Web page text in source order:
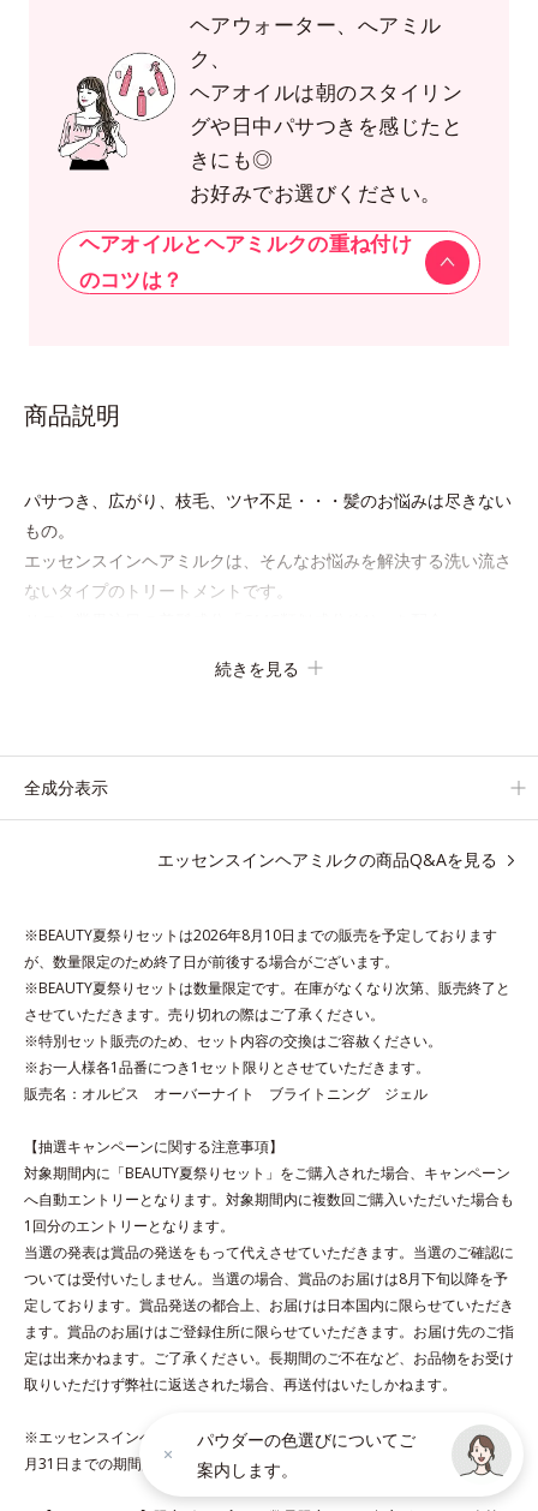
ヘアウォーター、へアミル
ク、
ヘアオイルは朝のスタイリン
グや日中パサつきを感じたと
きにも◎
お好みでお選びください。
ヘアオイルとヘアミルクの重ね付け
のコツは？
商品説明
パサつき、広がり、枝毛、ツヤ不足・・・髪のお悩みは尽きない
もの。
エッセンスインヘアミルクは、そんなお悩みを解決する洗い流さ
ないタイプのトリートメントです。
を担っており、ダメージを受けてバラバラになりがちな髪内部の
は乾いた髪）に、毛先を中心になじませます。 ドライヤーの熱
さらに高保水ミルク(*2)が、うるおいを逃がさないように髪表面
をコート。内外からのしっかりケアで、うるおい健康美髪をずっ
とキープします。
*1 ダイズステロール配合＝毛髪補修成分
*2 ジエチルヘキサン酸ネオペンチルグリコール、ネオペンタン
各商品の詳しい情報は商品ページをご覧ください。
・BEAUTY夏祭りは、 こちら
・エッセンスインヘアオイルは、こちら
［エッセンスインヘアミルク］
CMC類似成分、11種のアミノ酸をブレンドした毛髪補修成分●高保
水ミルク配合＝保水効果の高い毛髪保護成分●ヒートプロテイン配合
＝毛髪保護成分●シャイニーグロス成分配合＝ツヤ成分●アルコール
フリー
続きを見る
全成分表示
エッセンスインヘアミルクの商品Q&Aを見る
※BEAUTY夏祭りセットは2026年8月10日までの販売を予定しております
が、数量限定のため終了日が前後する場合がございます。
※BEAUTY夏祭りセットは数量限定です。在庫がなくなり次第、販売終了と
させていただきます。売り切れの際はご了承ください。
※特別セット販売のため、セット内容の交換はご容赦ください。
※お一人様各1品番につき1セット限りとさせていただきます。
販売名：オルビス オーバーナイト ブライトニング ジェル
【抽選キャンペーンに関する注意事項】
対象期間内に「BEAUTY夏祭りセット」をご購入された場合、キャンペーン
へ自動エントリーとなります。対象期間内に複数回ご購入いただいた場合も
1回分のエントリーとなります。
当選の発表は賞品の発送をもって代えさせていただきます。当選のご確認に
ついては受付いたしません。当選の場合、賞品のお届けは8月下旬以降を予
定しております。賞品発送の都合上、お届けは日本国内に限らせていただき
ます。賞品のお届けはご登録住所に限らせていただきます。お届け先のご指
定は出来かねます。ご了承ください。長期間のご不在など、お品物をお受け
取りいただけず弊社に返送された場合、再送付はいたしかねます。
※エッセンスインヘアオイル＋エッセンスインヘアミルクセットは2026年8
月31日までの期間限定・通販限定です。
パウダーの色選びについてご
案内します。